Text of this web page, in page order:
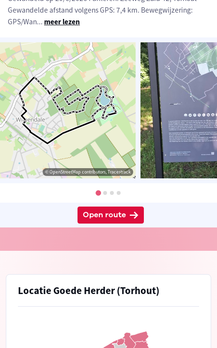
Gewandelde afstand volgens GPS: 7,4 km. Bewegwijzering:
GPS/Wan... meer lezen
© OpenStreetMap contributors, Tracestrack
Open route
Locatie Goede Herder (Torhout)